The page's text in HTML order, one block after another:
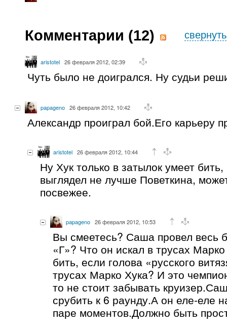
Комментарии (12) свернуть
aristotel 26 февраля 2012, 02:39
Чуть было не доигрался. Ну судьи
papageno 26 февраля 2012, 10:42
Александр проиграл бой.Его карьеру
aristotel 26 февраля 2012, 10:44
Ну Хук только в затылок умеет
выглядел не лучше Поветкина,
посвежее.
papageno 26 февраля 2012, 10:53
Вы смеетесь? Саша провел весь
«Г»? Что он искал в трусах
бить, если голова «русского
трусах Марко Хука? И это
то не стоит забывать
срубить к 6 раунду.А он еле-еле
паре моментов.Должно быть